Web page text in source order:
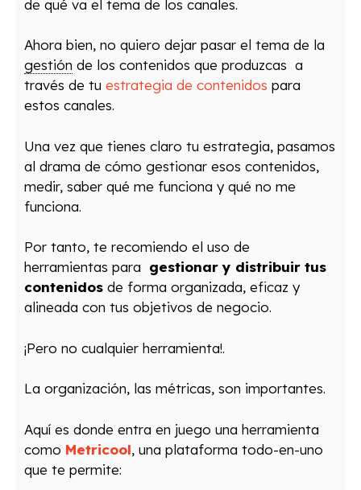
de qué va el tema de los canales.
Ahora bien, no quiero dejar pasar el tema de la
gestión de los contenidos que produzcas a
través de tu estrategia de contenidos para
estos canales.
Una vez que tienes claro tu estrategia, pasamos
al drama de cómo gestionar esos contenidos,
medir, saber qué me funciona y qué no me
funciona.
Por tanto, te recomiendo el uso de
herramientas para gestionar y distribuir tus
contenidos de forma organizada, eficaz y
alineada con tus objetivos de negocio.
¡Pero no cualquier herramienta!.
La organización, las métricas, son importantes.
Aquí es donde entra en juego una herramienta
como Metricool, una plataforma todo-en-uno
que te permite: